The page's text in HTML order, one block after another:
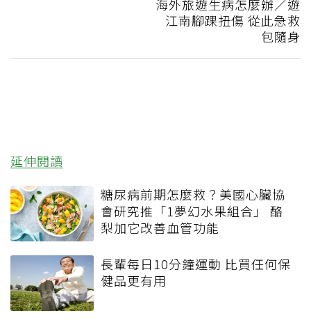
海外旅遊生病怎麼辦／遊
江南腳踝扭傷 從此急救
包隨身
延伸閱讀
糖尿病前期怎麼救？美國心臟協
會研究推「1夢幻水果組合」 酪
梨加它改善血管功能
長輩每日10分鐘運動 比買任何保
健品更有用